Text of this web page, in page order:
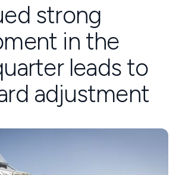
strong
in the
leads to
adjustment